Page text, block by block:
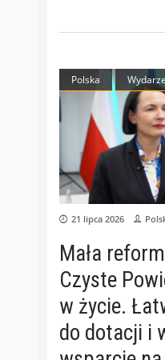
Polska
21 lipca 2026
Mała
Czyste
w życie.
do dotacji i